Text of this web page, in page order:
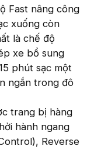
Fast nâng công
xuống còn
là chế độ
xe bổ sung
phút sạc một
ngắn trong đô
trang bị hàng
hành ngang
Reverse